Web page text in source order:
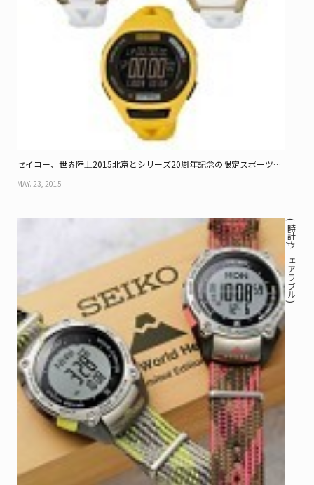
セイコー、世界陸上2015北京とシリーズ20周年記念の限定スポーツウ
MAY. 23, 2015
( 時計 / ウェアラブル )